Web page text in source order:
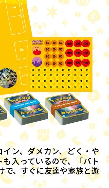
ン、ダメカン、どく・や
入っているので、「バト
で、すぐに友達や家族と遊